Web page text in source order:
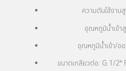
ความดันใช้งาน
อุณหภูมิน้ำเข้า
อุณหภูมิน้ำเข้า/อ
ขนาดเกลียวต่อ: G 1/2″